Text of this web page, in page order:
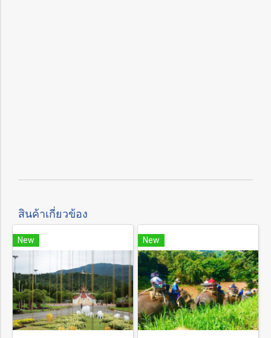
สินค้าเกี่ยวข้อง
New New